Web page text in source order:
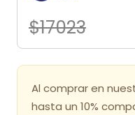
$17023
Al comprar en
hasta un 10%